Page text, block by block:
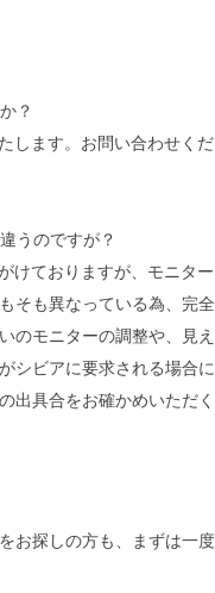
？
します。お問い合わせくだ
うのですが？
けておりますが、モニター
そも異なっている為、完全
のモニターの調整や、見え
シビアに要求される場合に
出具合をお確かめいただく
お探しの方も、まずは一度